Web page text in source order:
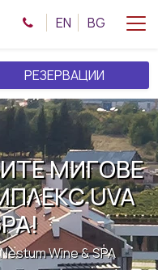
EN BG
РЕЗЕРВАЦИИ
МИГОВЕ
UVA
Wine & SPA